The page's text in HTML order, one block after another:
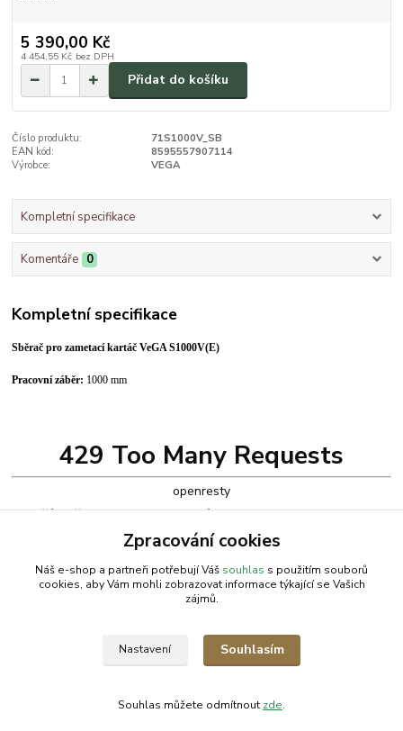
5 390,00 Kč
4 454,55 Kč bez DPH
Přidat do košíku
Číslo produktu:
71S1000V_SB
EAN kód:
8595557907114
Výrobce:
VEGA
Kompletní specifikace
Komentáře 0
Kompletní specifikace
Sběrač pro zametací kartáč VeGA S1000V(E)
Pracovní záběr: 1000 mm
429 Too Many Requests
openresty
Zboží zařazeno v kategoriích
Zpracování cookies
Náš e-shop a partneři potřebují Váš souhlas s použitím souborů
cookies, aby Vám mohli zobrazovat informace týkající se Vašich
zájmů.
Nastavení Souhlasím
Souhlas můžete odmítnout zde.